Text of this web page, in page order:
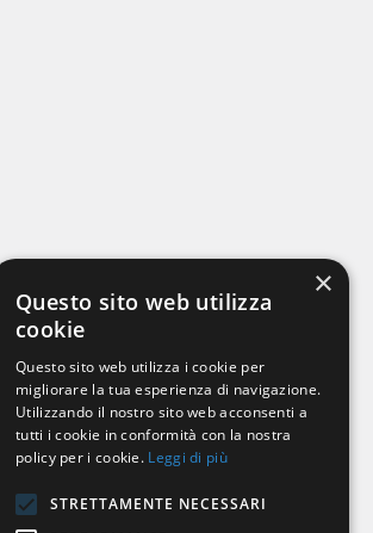
×
Questo sito web utilizza
cookie
Questo sito web utilizza i cookie per
migliorare la tua esperienza di navigazione.
Utilizzando il nostro sito web acconsenti a
tutti i cookie in conformità con la nostra
policy per i cookie. Leggi di più
STRETTAMENTE NECESSARI